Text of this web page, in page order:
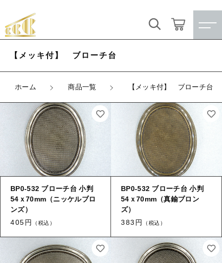
【メッキ付】 ブローチ台
ホーム 商品一覧 【メッキ付】 ブローチ台
BP0-532 ブローチ台 小判
54ｘ70mm（ニッケルブロ
ンズ）
405円
（税込）
BP0-532 ブローチ台 小判
54ｘ70mm（真鍮ブロン
ズ）
383円
（税込）
お気に入り
すべての商品
★訳ありアウトレット★
【メッキ付】 製品
【メッキ付】 ブローチ台
【はめこみパーツ】 銅板
【はめこみパーツ】 アミ
すべて
【メッキ付】 製品
【メッキ付】 ブローチ台
【はめこみパーツ】 銅板
【はめこみパーツ】 アルミ板
【表金具】 皿・ミール皿
こだわり検索
親カテゴリ
子カテゴリ
価格帯
在庫あり セール